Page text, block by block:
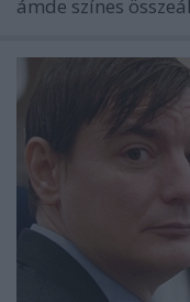
ámde színes